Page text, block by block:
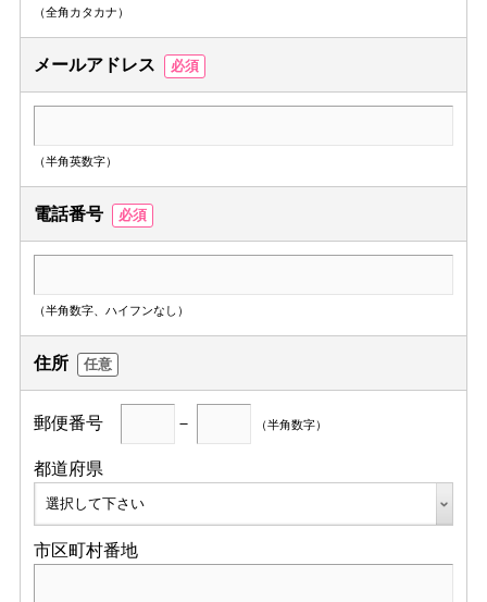
（全角カタカナ）
メールアドレス 必須
（半角英数字）
電話番号 必須
（半角数字、ハイフンなし）
住所 任意
郵便番号 － （半角数字）
都道府県
市区町村番地